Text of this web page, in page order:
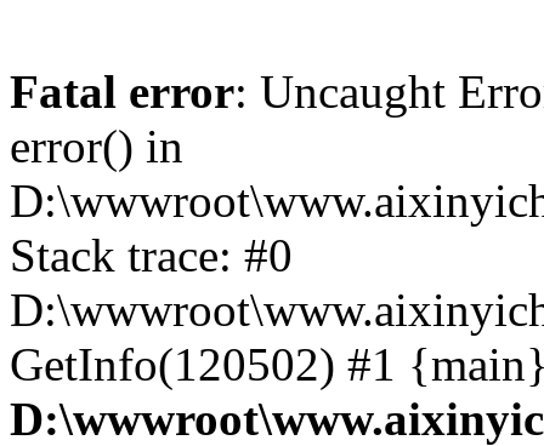
Fatal error: Uncaught
error() in
Stack trace: #0
GetInfo(120502) #1